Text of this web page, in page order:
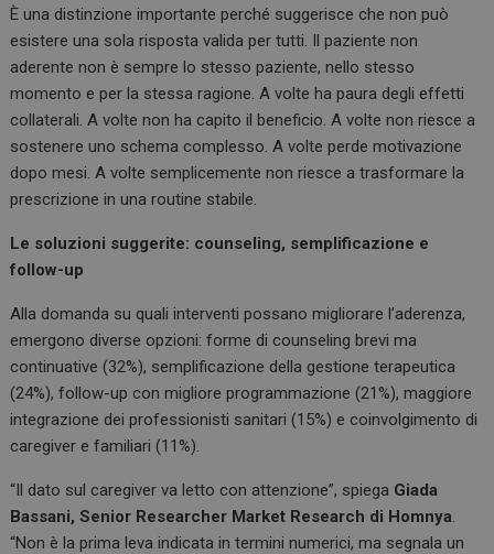
È una distinzione importante perché suggerisce che non può
esistere una sola risposta valida per tutti. Il paziente non
aderente non è sempre lo stesso paziente, nello stesso
momento e per la stessa ragione. A volte ha paura degli effetti
collaterali. A volte non ha capito il beneficio. A volte non riesce a
sostenere uno schema complesso. A volte perde motivazione
dopo mesi. A volte semplicemente non riesce a trasformare la
prescrizione in una routine stabile.
Le soluzioni suggerite: counseling, semplificazione e
follow-up
Alla domanda su quali interventi possano migliorare l’aderenza,
emergono diverse opzioni: forme di counseling brevi ma
continuative (32%), semplificazione della gestione terapeutica
(24%), follow-up con migliore programmazione (21%), maggiore
integrazione dei professionisti sanitari (15%) e coinvolgimento di
caregiver e familiari (11%).
“Il dato sul caregiver va letto con attenzione”, spiega Giada
Bassani, Senior Researcher Market Research di Homnya.
“Non è la prima leva indicata in termini numerici, ma segnala un